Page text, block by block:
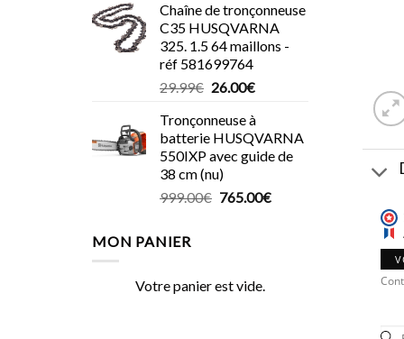
initial
était :
128.50€.
actuel
est :
119.00€.
Chaîne de tronçonneuse
C35 HUSQVARNA
325. 1.5 64 maillons -
réf 581699764
29.99€ Le
initial
était :
29.99€.
26.00€Le
actuel
est :
26.00€.
Tronçonneuse à
batterie HUSQVARNA
550IXP avec guide de
38 cm (nu)
999.00€ Le
765.00€Le
MON PANIER
Votre panier est vide.